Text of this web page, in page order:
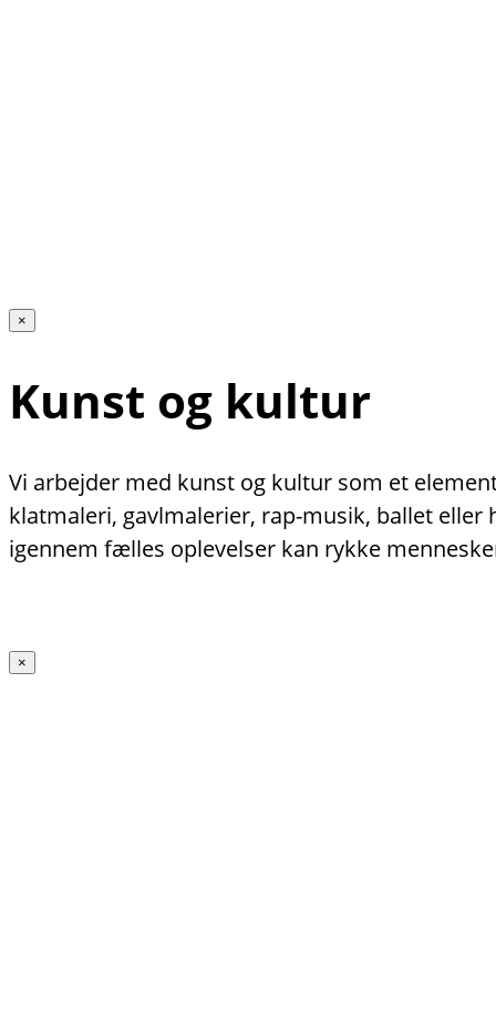
×
Kunst og kultur
Vi arbejder med kunst og kultur som et
klatmaleri, gavlmalerier, rap-musik, ballet
igennem fælles oplevelser kan rykke
×